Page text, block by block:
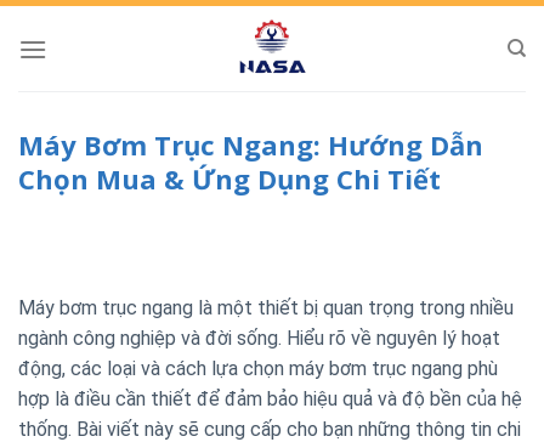
Skip
Máy Bơm Trục Ngang: Hướng Dẫn
Chọn Mua & Ứng Dụng Chi Tiết
Máy bơm trục ngang là một thiết bị quan trọng trong nhiều
ngành công nghiệp và đời sống. Hiểu rõ về nguyên lý hoạt
động, các loại và cách lựa chọn máy bơm trục ngang phù
hợp là điều cần thiết để đảm bảo hiệu quả và độ bền của hệ
thống. Bài viết này sẽ cung cấp cho bạn những thông tin chi